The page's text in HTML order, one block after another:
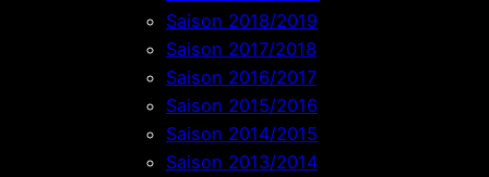
Saison 2018/2019
Saison 2017/2018
Saison 2016/2017
Saison 2015/2016
Saison 2014/2015
Saison 2013/2014